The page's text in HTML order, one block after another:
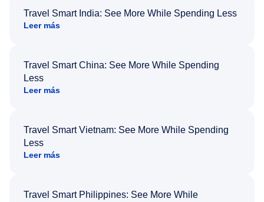
Travel Smart India: See More While Spending Less
Leer más
Travel Smart China: See More While Spending
Less
Leer más
Travel Smart Vietnam: See More While Spending
Less
Leer más
Travel Smart Philippines: See More While